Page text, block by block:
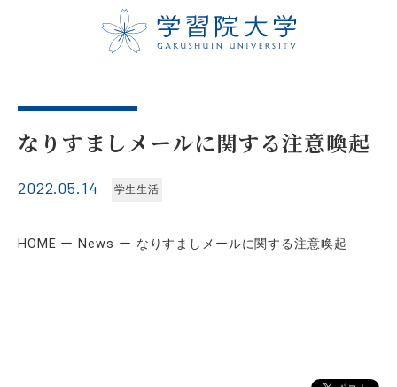
なりすましメールに関する注意喚起
2022.05.14 学生生活
HOME News なりすましメールに関する注意喚起